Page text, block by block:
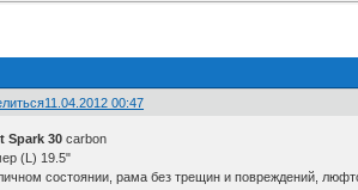
11.04.2012 00:47
Spark 30 carbon
(L) 19.5"
состоянии, рама без трещин и повреждений,